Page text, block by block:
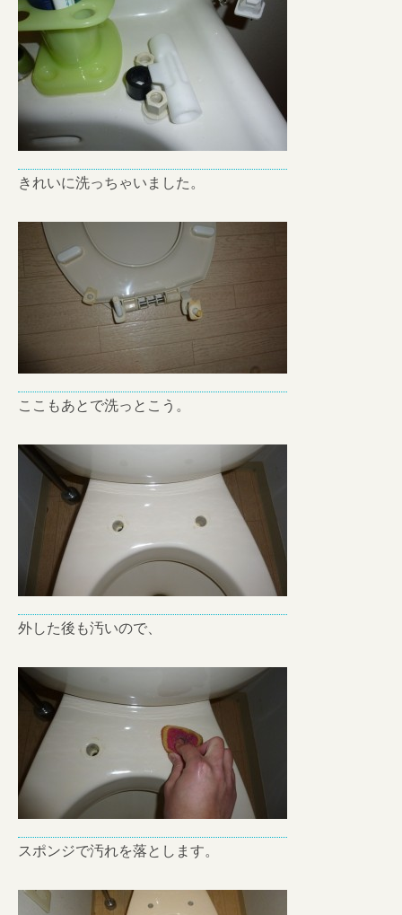
きれいに洗っちゃいました。
ここもあとで洗っとこう。
外した後も汚いので、
スポンジで汚れを落とします。